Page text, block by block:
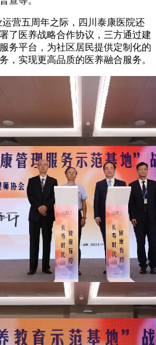
营五周年之际，四川泰康医院还
了医养战略合作协议，三方通过建
务平台，为社区居民提供定制化的
，实现更高品质的医养融合服务。